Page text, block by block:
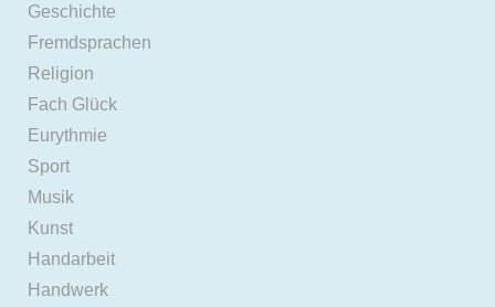
Geschichte
Fremdsprachen
Religion
Fach Glück
Eurythmie
Sport
Musik
Kunst
Handarbeit
Handwerk